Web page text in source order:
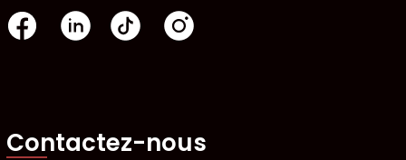
Contactez-nous